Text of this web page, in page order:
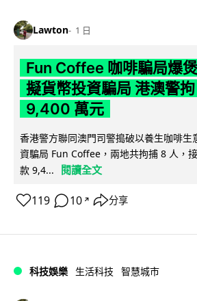
Lawton 1 日
Fun Coffee 咖啡騙局爆
擬貨幣投資騙局 港澳警
9,400 萬元
香港警方聯同澳門司警搗破以養生咖啡生
資騙局 Fun Coffee，兩地共拘捕 8 人，
款 9,4...
閱讀全文
119 10 ↗ 分享
科技娛樂 生活科技 智慧城市